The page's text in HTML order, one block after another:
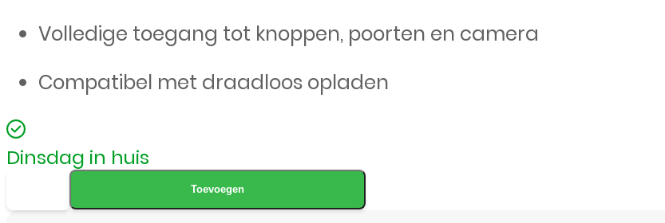
Volledige toegang tot knoppen, poorten en camera
Compatibel met draadloos opladen
Dinsdag in huis
Musthavz
Air
Toevoegen